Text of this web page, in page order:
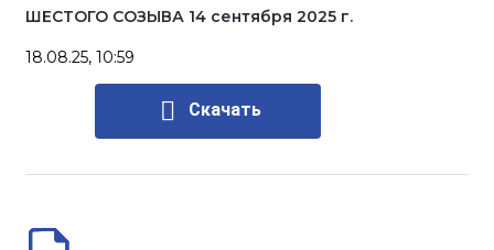
ШЕСТОГО СОЗЫВА 14 сентября 2025 г.
18.08.25, 10:59
Скачать